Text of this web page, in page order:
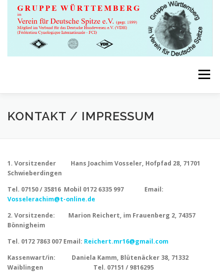
springen
Menü
STARTSEITE AKTUELLES UNSERE SPITZE
AKTIVITÄTEN
KONTAKT/IMPRESSUM/DATENSCHUTZ
KONTAKT / IMPRESSUM
1. Vorsitzender Hans Joachim Vosseler, Hofpfad 28, 71701
Schwieberdingen
Tel. 07150 / 35816 Mobil 0172 6335 997 Email:
Vosselerachim@t-online.de
2. Vorsitzende: Marion Reichert, im Frauenberg 2, 74357
Bönnigheim
Tel. 0172 7863 007 Email: Reichert.mr16@gmail.com
Kassenwart/in: Daniela Kamm, Blütenäcker 38, 71332
Waiblingen Tel. 07151 / 9816295